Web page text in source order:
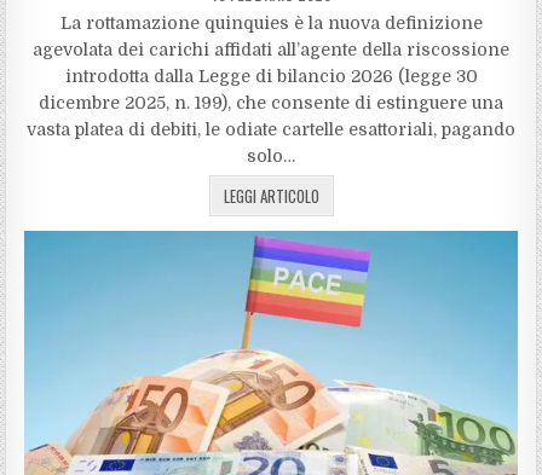
La rottamazione quinquies è la nuova definizione
agevolata dei carichi affidati all’agente della riscossione
introdotta dalla Legge di bilancio 2026 (legge 30
dicembre 2025, n. 199), che consente di estinguere una
vasta platea di debiti, le odiate cartelle esattoriali, pagando
solo…
LEGGI ARTICOLO